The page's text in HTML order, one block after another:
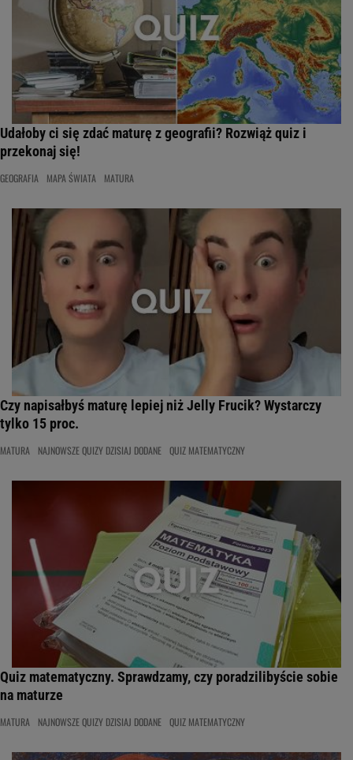
Udałoby ci się zdać maturę z geografii? Rozwiąż quiz i
przekonaj się!
GEOGRAFIA MAPA ŚWIATA MATURA
Czy napisałbyś maturę lepiej niż Jelly Frucik? Wystarczy
tylko 15 proc.
MATURA NAJNOWSZE QUIZY DZISIAJ DODANE QUIZ MATEMATYCZNY
Quiz matematyczny. Sprawdzamy, czy poradzilibyście sobie
na maturze
MATURA NAJNOWSZE QUIZY DZISIAJ DODANE QUIZ MATEMATYCZNY